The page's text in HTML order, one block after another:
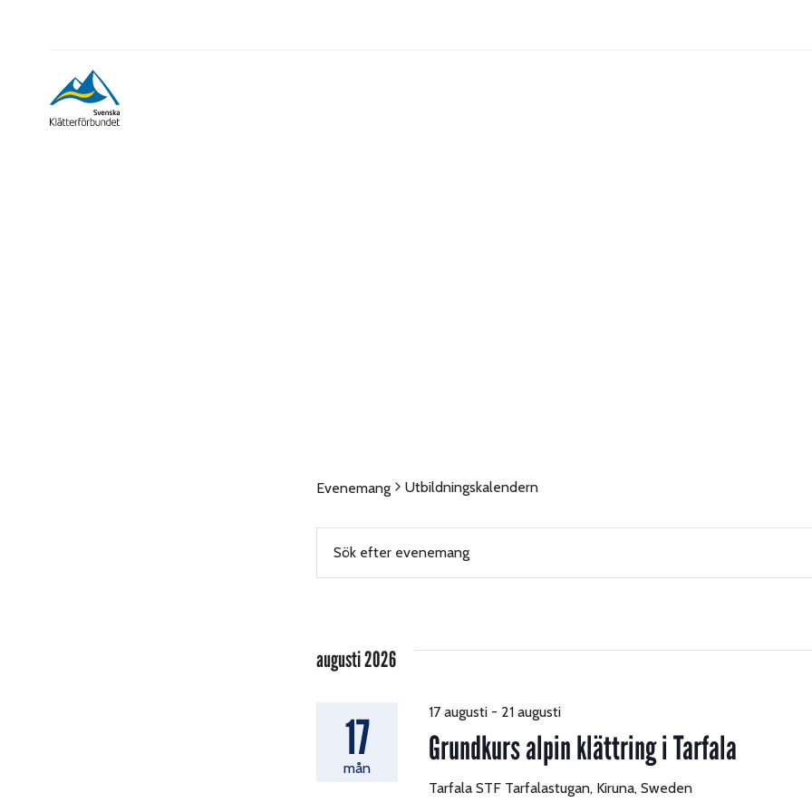
Evenemang Utbildningskalendern
Evenemang
and
Views
nyckelord.
augusti 2026
mån
17 Grundkurs alpin klättring i Tarfala
17 augusti - 21 augusti
Tarfala STF Tarfalastugan, Kiruna, Sweden